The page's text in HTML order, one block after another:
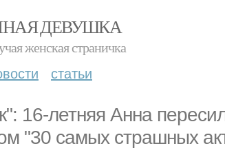
ДЕВУШКА
женская страничка
статьи
16-летняя Анна
"30 самых страшных